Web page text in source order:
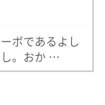
ボであるよし
し。おか …